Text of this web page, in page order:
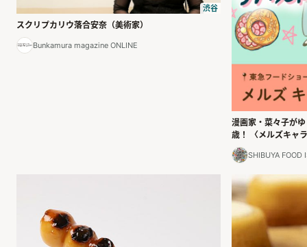
渋谷
スクリプカリウ落合安奈（美術家）
Bunkamura magazine ONLINE
漫画家・菜々子が
歳！ 〈メルズキャ
SHIBUYA FOOD